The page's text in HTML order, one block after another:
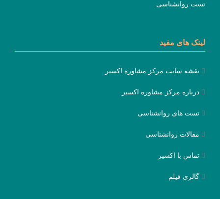
تست روانشناسی
لینک های مفید
نقشه سایت مرکز مشاوره اکسیر
درباره مرکز مشاوره اکسیر
تست های روانشناسی
مقالات روانشناسی
تماس با اکسیر
گالری فیلم